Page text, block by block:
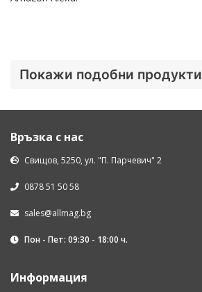
Покажи подобни продукти
Връзка с нас
Свищов, 5250, ул. "П. Парчевич" 2
0878 51 50 58
sales@allmag.bg
Пон - Пет: 09:30 - 18:00 ч.
Информация